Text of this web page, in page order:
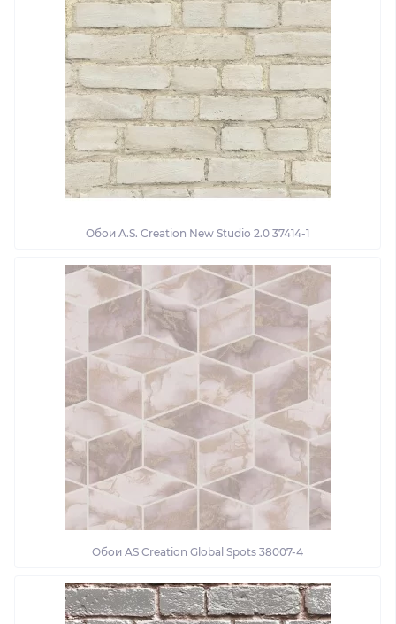
Обои A.S. Creation New Studio 2.0 37414-1
Обои AS Creation Global Spots 38007-4